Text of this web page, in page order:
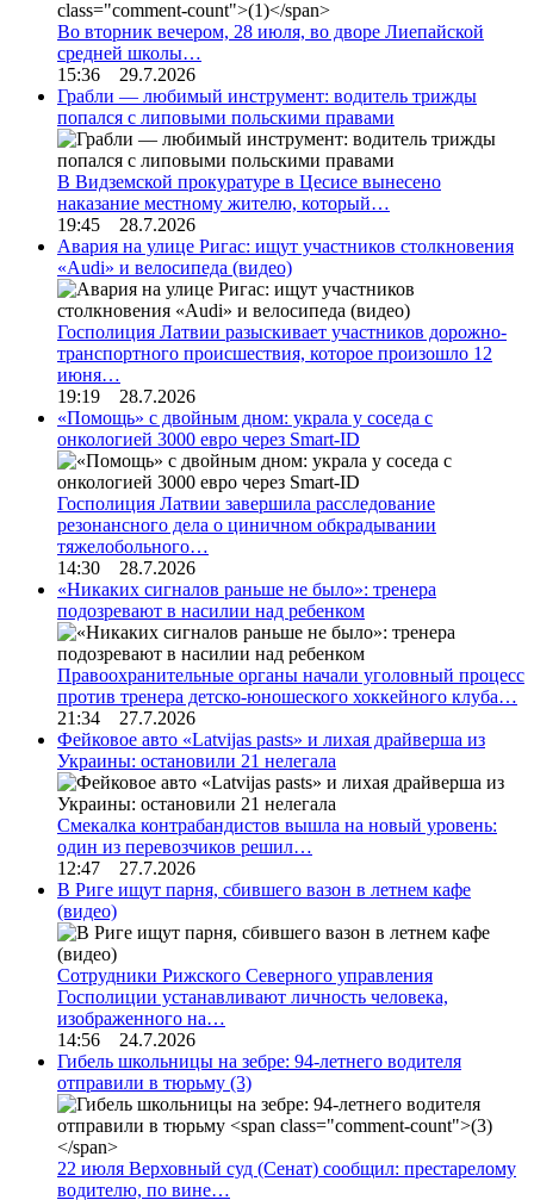
Во вторник вечером, 28 июля, во дворе Лиепайской
средней школы…
15:36 29.7.2026
Грабли — любимый инструмент: водитель трижды
попался с липовыми польскими правами
В Видземской прокуратуре в Цесисе вынесено
наказание местному жителю, который…
19:45 28.7.2026
Авария на улице Ригас: ищут участников столкновения
«Audi» и велосипеда (видео)
Госполиция Латвии разыскивает участников дорожно-
транспортного происшествия, которое произошло 12
июня…
19:19 28.7.2026
«Помощь» с двойным дном: украла у соседа с
онкологией 3000 евро через Smart-ID
Госполиция Латвии завершила расследование
резонансного дела о циничном обкрадывании
тяжелобольного…
14:30 28.7.2026
«Никаких сигналов раньше не было»: тренера
подозревают в насилии над ребенком
Правоохранительные органы начали уголовный процесс
против тренера детско-юношеского хоккейного клуба…
21:34 27.7.2026
Фейковое авто «Latvijas pasts» и лихая драйверша из
Украины: остановили 21 нелегала
Смекалка контрабандистов вышла на новый уровень:
один из перевозчиков решил…
12:47 27.7.2026
В Риге ищут парня, сбившего вазон в летнем кафе
(видео)
Сотрудники Рижского Северного управления
Госполиции устанавливают личность человека,
изображенного на…
14:56 24.7.2026
Гибель школьницы на зебре: 94-летнего водителя
отправили в тюрьму (3)
22 июля Верховный суд (Сенат) сообщил: престарелому
водителю, по вине…